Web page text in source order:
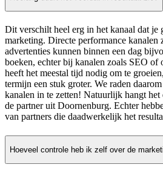
Dit verschilt heel erg in het kanaal dat je
marketing. Directe performance kanalen
advertenties kunnen binnen een dag
boeken, echter bij kanalen zoals SEO of
heeft het meestal tijd nodig om te
termijn een stuk groter. We raden
kanalen in te zetten! Natuurlijk hangt
de partner uit Doornenburg. Echter
van partners die daadwerkelijk het
Hoeveel controle heb ik zelf over de